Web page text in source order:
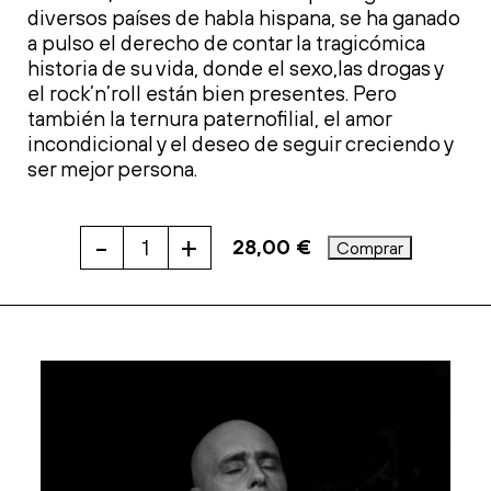
diversos países de habla hispana, se ha ganado
a pulso el derecho de contar la tragicómica
historia de su vida, donde el sexo,las drogas y
el rock’n’roll están bien presentes. Pero
también la ternura paternofilial, el amor
incondicional y el deseo de seguir creciendo y
ser mejor persona.
LA
MÚSICA
cantidad
- + 28,00 € Comprar